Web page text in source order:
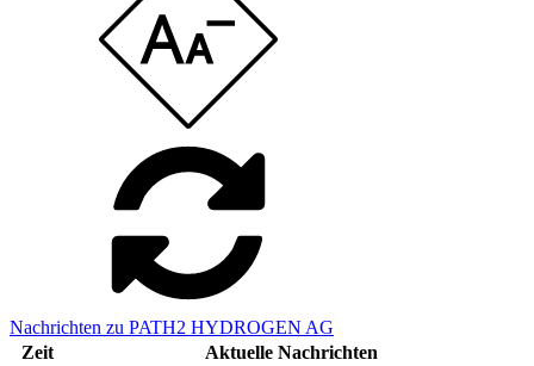
Nachrichten zu PATH2 HYDROGEN AG
Zeit
Aktuelle Nachrichten